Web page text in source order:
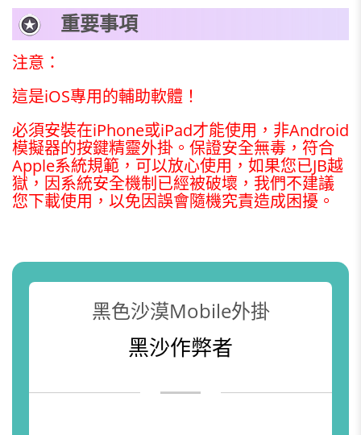
重要事項
注意：
這是iOS專用的輔助軟體！
必須安裝在iPhone或iPad才能使用，非Android
模擬器的按鍵精靈外掛。保證安全無毒，符合
Apple系統規範，可以放心使用，如果您已JB越
獄，因系統安全機制已經被破壞，我們不建議
您下載使用，以免因誤會隨機究責造成困擾。
黑色沙漠Mobile外掛
黑沙作弊者